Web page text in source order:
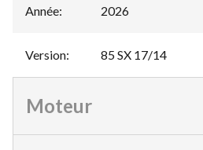
Année: 2026
Version: 85 SX 17/14
Moteur